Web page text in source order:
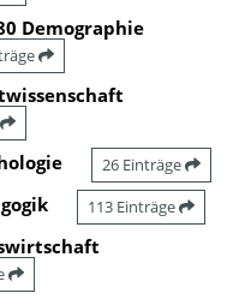
Demographie
26 Einträge
113 Einträge